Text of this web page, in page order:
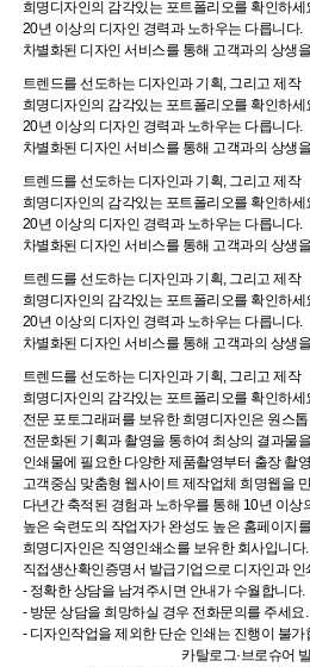
희명디자인의 감각있는 포트폴리오를 확인하세
20년 이상의 디자인 경력과 노하우는 다릅니다.
차별화된 디자인 서비스를 통해 고객과의 상생
트렌드를 선도하는 디자인과 기획, 그리고 제작
희명디자인의 감각있는 포트폴리오를 확인하세
20년 이상의 디자인 경력과 노하우는 다릅니다.
차별화된 디자인 서비스를 통해 고객과의 상생
트렌드를 선도하는 디자인과 기획, 그리고 제작
희명디자인의 감각있는 포트폴리오를 확인하세
20년 이상의 디자인 경력과 노하우는 다릅니다.
차별화된 디자인 서비스를 통해 고객과의 상생
트렌드를 선도하는 디자인과 기획, 그리고 제작
희명디자인의 감각있는 포트폴리오를 확인하세
20년 이상의 디자인 경력과 노하우는 다릅니다.
차별화된 디자인 서비스를 통해 고객과의 상생
트렌드를 선도하는 디자인과 기획, 그리고 제작
희명디자인의 감각있는 포트폴리오를 확인하세
전문 포토그래퍼를 보유한 희명디자인은 원스
전문화된 기획과 촬영을 통하여 최상의 결과물
인쇄물에 필요한 다양한 제품촬영부터 출장 촬
고객중심 맞춤형 웹사이트 제작업체 희명웹을
다년간 축적된 경험과 노하우를 통해 10년 이상
높은 숙련도의 작업자가 완성도 높은 홈페이지
희명디자인은 직영인쇄소를 보유한 회사입니다.
직접생산확인증명서 발급기업으로 디자인과
- 정확한 상담을 남겨주시면 안내가 수월합니다.
- 방문 상담을 희망하실 경우 전화문의를 주세요.
- 디자인작업을 제외한 단순 인쇄는 진행이 불가
카탈로그·브로슈어